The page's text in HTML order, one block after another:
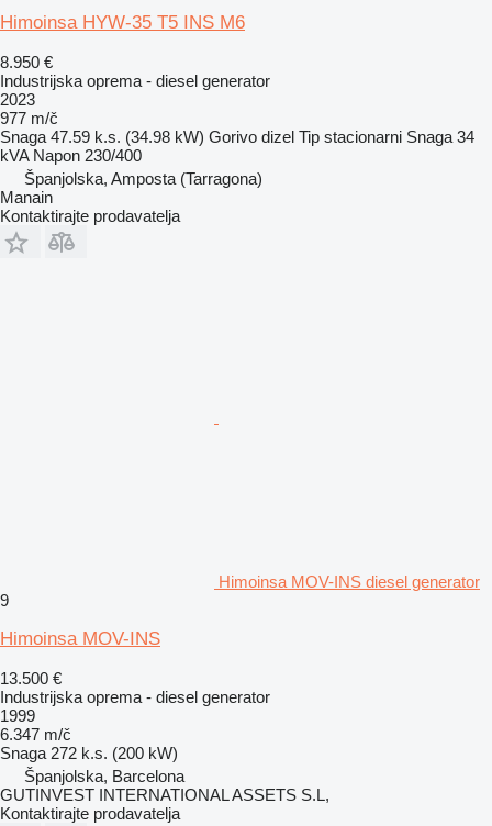
Himoinsa HYW-35 T5 INS M6
8.950 €
Industrijska oprema - diesel generator
2023
977 m/č
Snaga 47.59 k.s. (34.98 kW) Gorivo dizel Tip stacionarni Snaga 34
kVA Napon 230/400
Španjolska, Amposta (Tarragona)
Manain
Kontaktirajte prodavatelja
Himoinsa MOV-INS diesel generator
9
Himoinsa MOV-INS
13.500 €
Industrijska oprema - diesel generator
1999
6.347 m/č
Snaga 272 k.s. (200 kW)
Španjolska, Barcelona
GUTINVEST INTERNATIONAL ASSETS S.L,
Kontaktirajte prodavatelja